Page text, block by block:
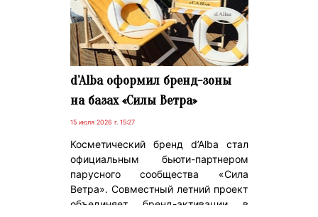
d’Alba оформил бренд-зоны
на базах «Силы Ветра»
15 июля 2026 г. 15:27
Косметический бренд d’Alba стал
официальным бьюти-партнером
парусного сообщества «Сила
Ветра». Совместный летний проект
объединяет бренд-активации в